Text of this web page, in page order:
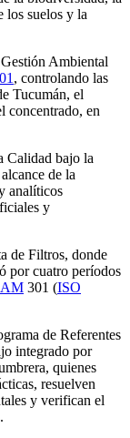
los suelos y la
Ambiental
, controlando las
Tucumán, el
concentrado, en
Calidad bajo la
de la
analíticos
y
de Filtros, donde
por cuatro períodos
301 (ISO
de Referentes
integrado por
quienes
resuelven
y verifican el